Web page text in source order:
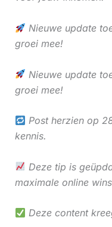
Nieuwe update
groei mee!
Nieuwe update
groei mee!
Post herzien op
kennis.
Deze tip is
maximale online
Deze content